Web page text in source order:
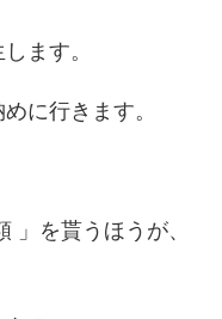
ます。
に行きます。
」を貰うほうが、